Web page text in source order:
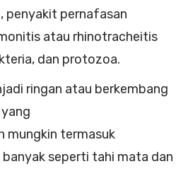
penyakit pernafasan
atau rhinotracheitis
dan protozoa.
ringan atau berkembang
mungkin termasuk
banyak seperti tahi mata dan